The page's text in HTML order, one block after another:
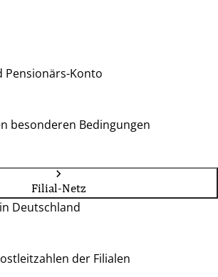
Pensionärs-Konto
besonderen Bedingungen
Filial-Netz
Deutschland
der Filialen